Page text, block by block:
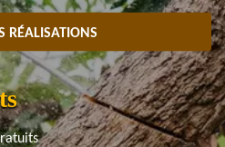
RÉALISATIONS